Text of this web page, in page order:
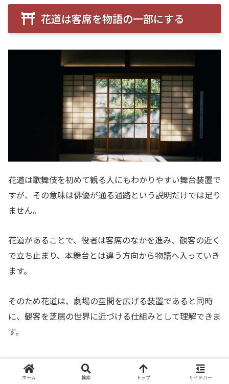
花道は客席を物語の一部にする
花道は歌舞伎を初めて観る人にもわかりやすい舞台装置で
すが、その意味は俳優が通る通路という説明だけでは足り
ません。
花道があることで、役者は客席のなかを進み、観客の近く
で立ち止まり、本舞台とは違う方向から物語へ入っていき
ます。
そのため花道は、劇場の空間を広げる装置であると同時
に、観客を芝居の世界に近づける仕組みとして理解できま
す。
距離感
ホーム 検索 トップ サイドバー